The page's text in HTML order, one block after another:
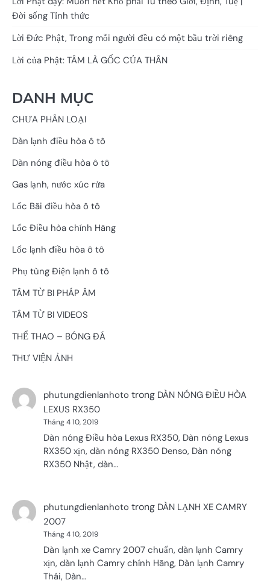
Đời sống Tỉnh thức
Lời Đức Phật, Trong mỗi người đều có một bầu trời riêng
Lời của Phật: TÂM LÀ GỐC CỦA THÂN
DANH MỤC
CHƯA PHÂN LOẠI
Dàn lạnh điều hòa ô tô
Dàn nóng điều hòa ô tô
Gas lạnh, nước xúc rửa
Lốc Bãi điều hòa ô tô
Lốc Điều hòa chính Hãng
Lốc lạnh điều hòa ô tô
Phụ tùng Điện lạnh ô tô
TÂM TỪ BI PHÁP ÂM
TÂM TỪ BI VIDEOS
THỂ THAO – BÓNG ĐÁ
THƯ VIỆN ẢNH
phutungdienlanhoto trong DÀN NÓNG ĐIỀU HÒA
LEXUS RX350
Tháng 4 10, 2019
Dàn nóng Điều hòa Lexus RX350, Dàn nóng Lexus
RX350 xịn, dàn nóng RX350 Denso, Dàn nóng
RX350 Nhật, dàn…
phutungdienlanhoto trong DÀN LẠNH XE CAMRY
2007
Tháng 4 10, 2019
Dàn lạnh xe Camry 2007 chuẩn, dàn lạnh Camry
xịn, dàn lạnh Camry chính Hãng, Dàn lạnh Camry
Thái, Dàn…